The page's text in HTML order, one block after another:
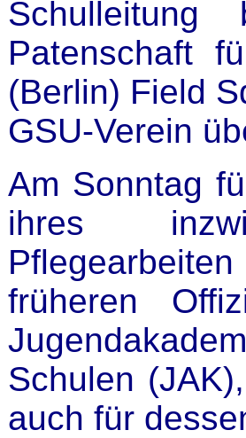
Patenschaft
(Berlin) Field
GSU-Verein
Am Sonntag
ihres
früheren
Schulen
auch für